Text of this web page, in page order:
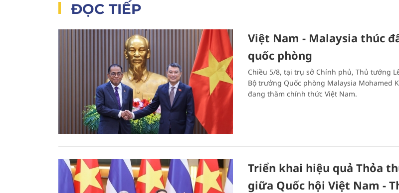
ĐỌC TIẾP
Việt Nam - Malaysia thúc
quốc phòng
Chiều 5/8, tại trụ sở Chính phủ, Thủ tướng
Bộ trưởng Quốc phòng Malaysia Mohamed
đang thăm chính thức Việt Nam.
Triển khai hiệu quả Thỏa
giữa Quốc hội Việt Nam -